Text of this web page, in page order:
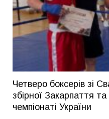
Четверо боксерів зі
збірної Закарпаття
чемпіонаті України